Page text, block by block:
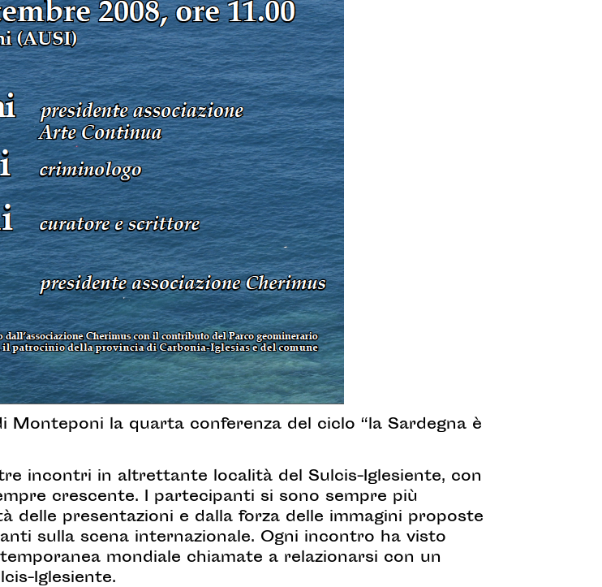
la quarta conferenza del ciclo “la Sardegna è
incontri in altrettante località del Sulcis-Iglesiente, con
crescente. I partecipanti si sono sempre più
delle presentazioni e dalla forza delle immagini proposte
sulla scena internazionale. Ogni incontro ha visto
mondiale chiamate a relazionarsi con un
Iglesiente.